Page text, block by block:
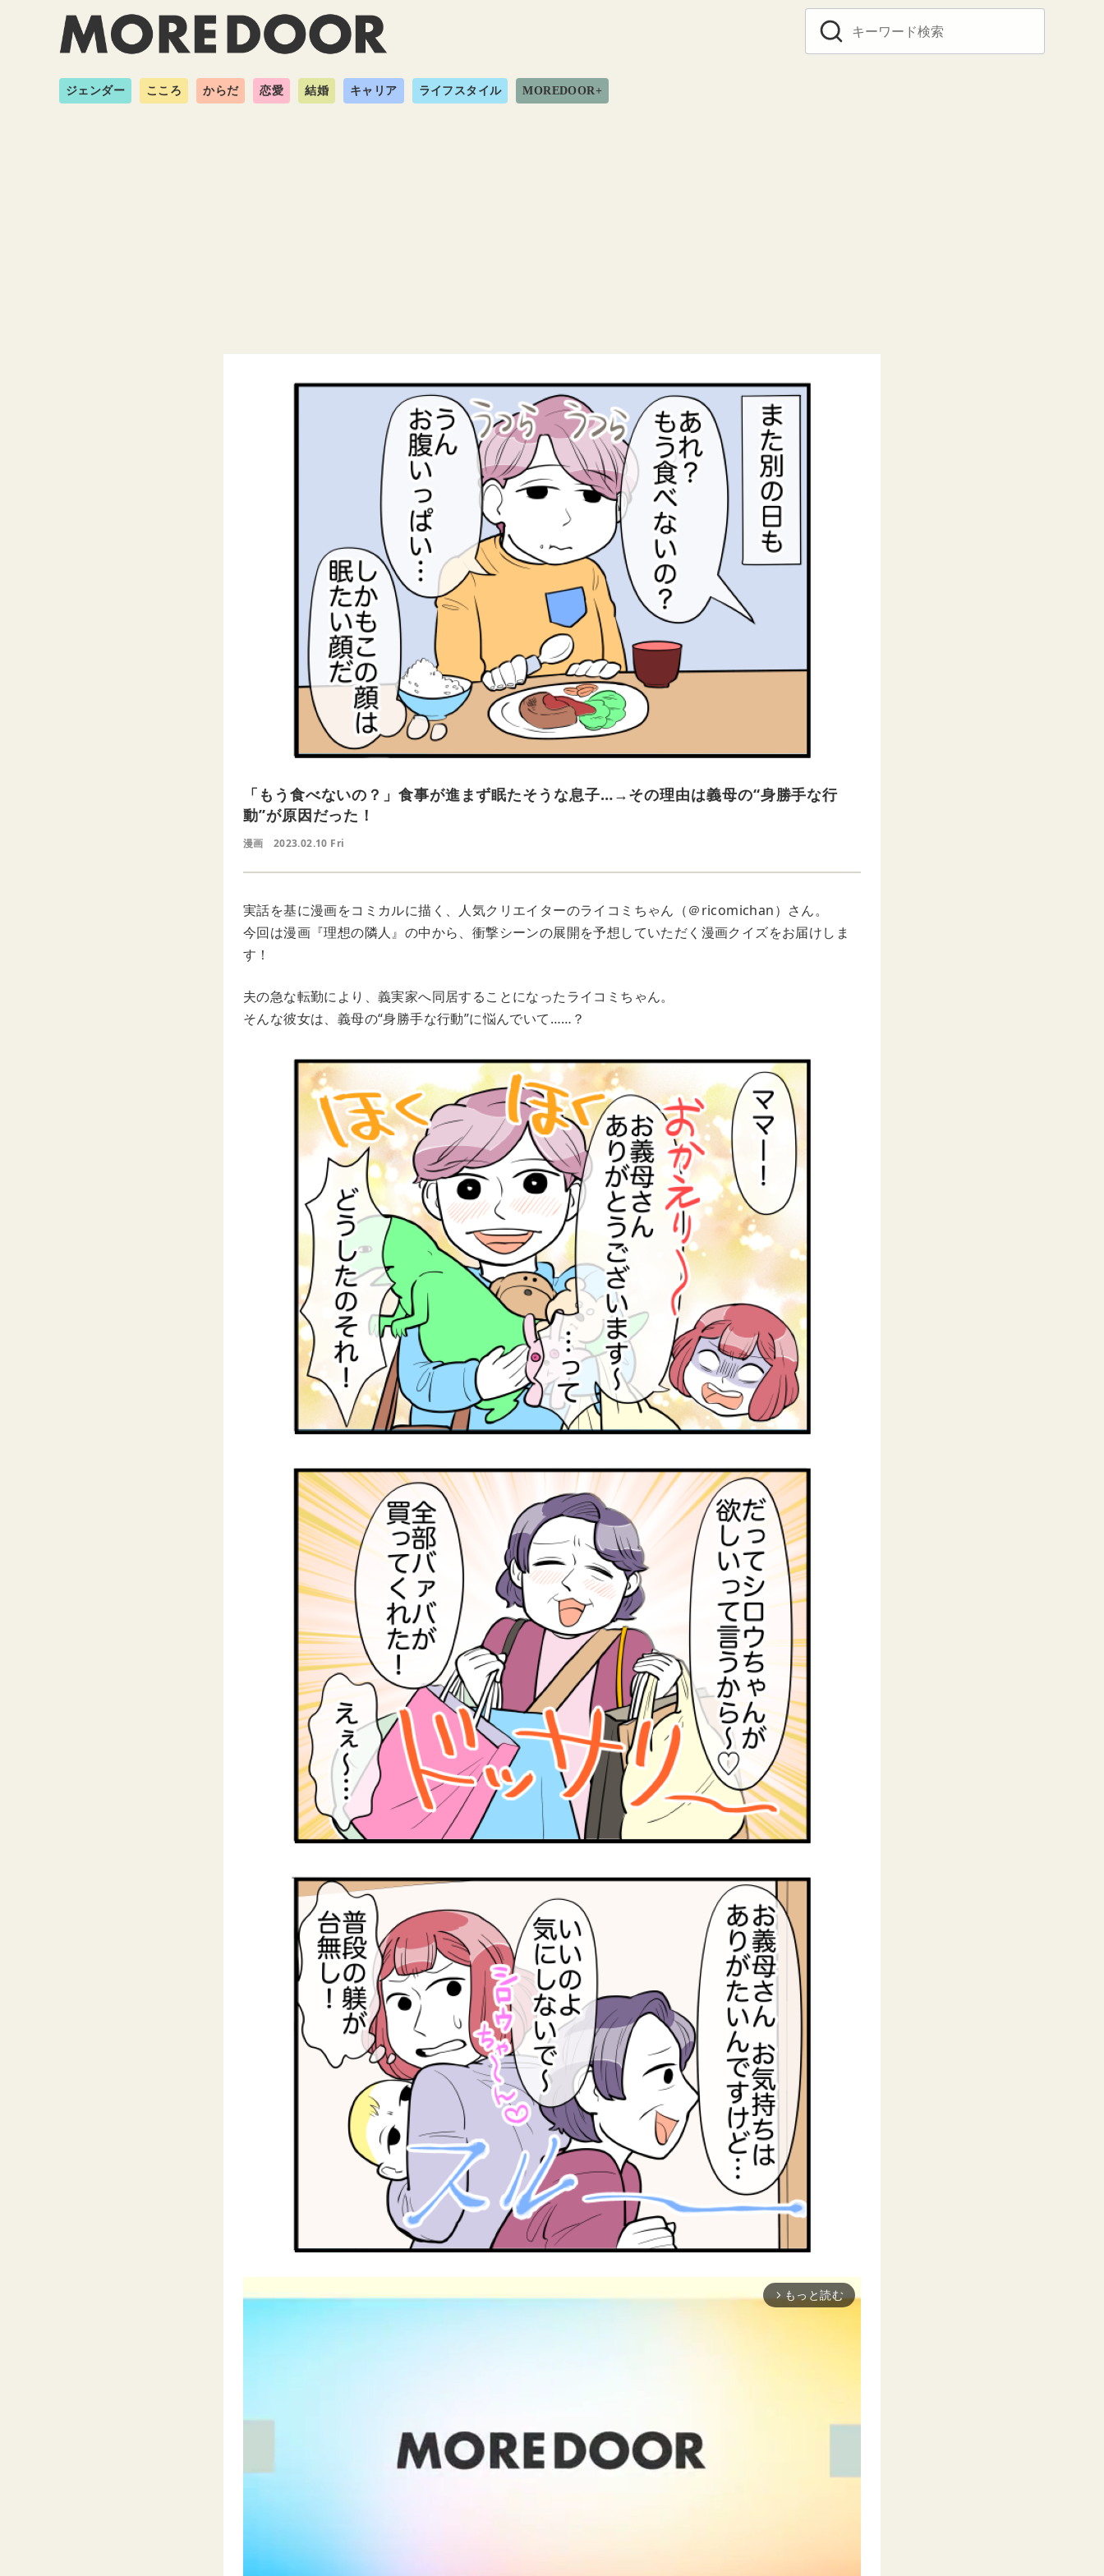
ジェンダー こころ からだ 恋愛 結婚 キャリア ライフスタイル MOREDOOR+
「もう食べないの？」食事が進まず眠たそうな息子…→その理由は義母の“身勝手な行
動”が原因だった！
漫画 2023.02.10 Fri
実話を基に漫画をコミカルに描く、人気クリエイターのライコミちゃん（＠ricomichan）さん。
今回は漫画『理想の隣人』の中から、衝撃シーンの展開を予想していただく漫画クイズをお届けしま
す！
夫の急な転勤により、義実家へ同居することになったライコミちゃん。
そんな彼女は、義母の“身勝手な行動”に悩んでいて……？
arrow_forward_ios もっと読む